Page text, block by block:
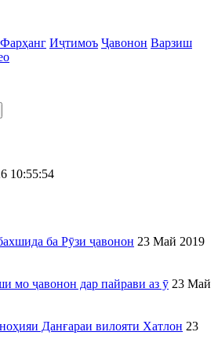
Фарҳанг Иҷтимоъ Ҷавонон Варзиш
10:55:54
ба Рӯзи ҷавонон 23 Май 2019
мо ҷавонон дар пайрави аз ӯ 23 Май
Данғараи вилояти Хатлон 23